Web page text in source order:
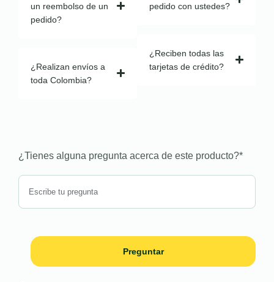
un reembolso de un
pedido?
¿Realizan envíos a
toda Colombia?
pedido con ustedes?
¿Reciben todas las
tarjetas de crédito?
¿Tienes alguna pregunta acerca de este producto?*
Preguntar